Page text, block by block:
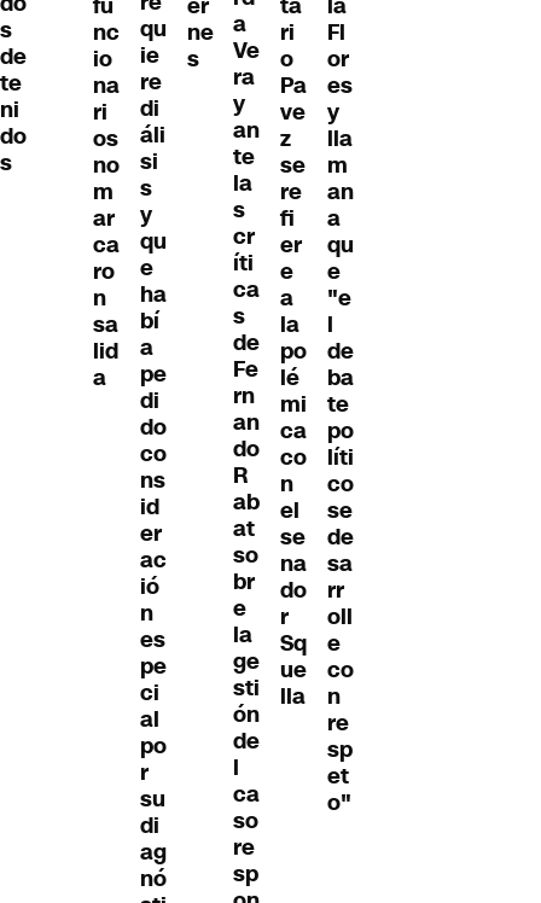
s
de
te
ni
do
s
nc
io
na
ri
os
no
m
ar
ca
ro
n
sa
lid
a
qu
ie
re
di
áli
si
s
y
qu
e
ha
bí
a
pe
di
do
co
ns
id
er
ac
ió
n
es
pe
ci
al
po
r
su
di
ag
nó
ne
s
a
Ve
ra
y
an
te
la
s
cr
íti
ca
s
de
Fe
rn
an
do
R
ab
at
so
br
e
la
ge
sti
ón
de
l
ca
so
re
sp
ri
o
Pa
ve
z
se
re
fi
er
e
a
la
po
lé
mi
ca
co
n
el
se
na
do
r
Sq
ue
lla
Fl
or
es
y
lla
m
an
a
qu
e
"e
l
de
ba
te
po
líti
co
se
de
sa
rr
oll
e
co
n
re
sp
et
o"